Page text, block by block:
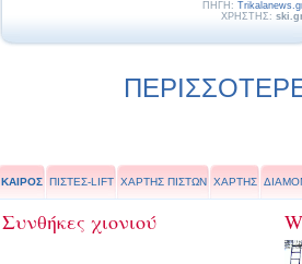
ΠΗΓΗ:
ΧΡΗΣΤΗΣ:
ΚΑΙΡΟΣ ΠΙΣΤΕΣ-LIFT ΧΑΡΤΗΣ ΠΙΣΤΩΝ ΧΑΡΤΗΣ
Συνθήκες χιονιού